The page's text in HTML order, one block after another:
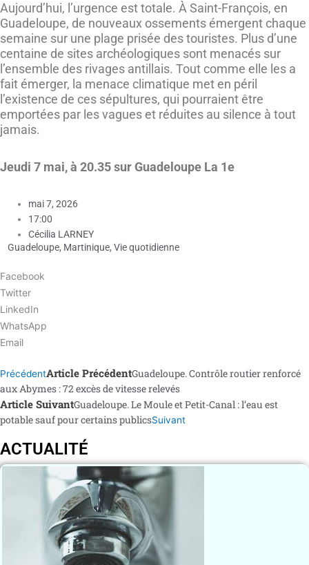
Aujourd’hui, l’urgence est totale. À Saint-François, en
Guadeloupe, de nouveaux ossements émergent chaque
semaine sur une plage prisée des touristes. Plus d’une
centaine de sites archéologiques sont menacés sur
l’ensemble des rivages antillais. Tout comme elle les a
fait émerger, la menace climatique met en péril
l’existence de ces sépultures, qui pourraient être
emportées par les vagues et réduites au silence à tout
jamais.
Jeudi 7 mai, à 20.35 sur Guadeloupe La 1e
mai 7, 2026
17:00
Cécilia LARNEY
Guadeloupe, Martinique, Vie quotidienne
Facebook
Twitter
LinkedIn
WhatsApp
Email
PrécédentArticle PrécédentGuadeloupe. Contrôle routier renforcé
aux Abymes : 72 excès de vitesse relevés
Article SuivantGuadeloupe. Le Moule et Petit-Canal : l’eau est
potable sauf pour certains publicsSuivant
ACTUALITÉ